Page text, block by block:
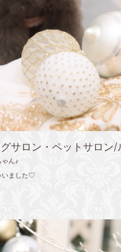
サロン・ペットサロン/
ゃん♪
いました♡